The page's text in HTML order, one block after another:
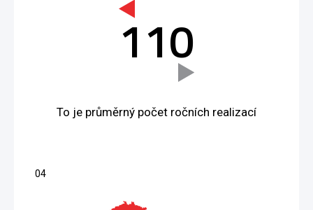
110
To je průměrný počet ročních realizací